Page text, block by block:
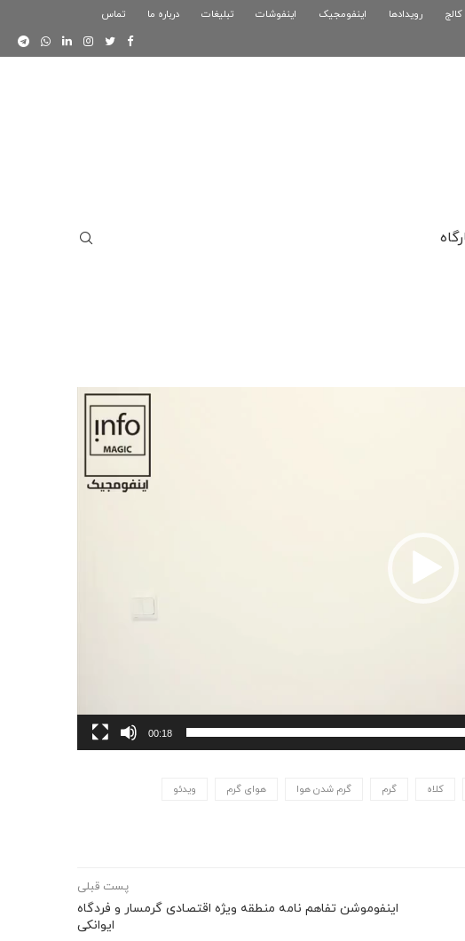
اینفوگرافیک بازی کلش رویال
رویدادها اینفومجیک اینفوشات تبلیغات درباره ما تماس
00:18
کلاه گرم گرم شدن هوا هوای گرم ویدئو
پست قبلی
اینفوموشن تفاهم نامه منطقه ویژه اقتصادی گرمسار و فردگاه
ایوانکی